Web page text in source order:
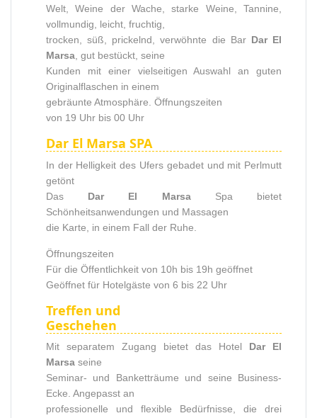
Welt, Weine der Wache, starke Weine, Tannine,
vollmundig, leicht, fruchtig,
trocken, süß, prickelnd, verwöhnte die Bar Dar El
Marsa, gut bestückt, seine
Kunden mit einer vielseitigen Auswahl an guten
Originalflaschen in einem
gebräunte Atmosphäre. Öffnungszeiten
von 19 Uhr bis 00 Uhr
Dar El Marsa SPA
In der Helligkeit des Ufers gebadet und mit Perlmutt
getönt
Das Dar El MarsaSpa bietet
Schönheitsanwendungen und Massagen
die Karte, in einem Fall der Ruhe.
Öffnungszeiten
Für die Öffentlichkeit von 10h bis 19h geöffnet
Geöffnet für Hotelgäste von 6 bis 22 Uhr
Treffen und
Geschehen
Mit separatem Zugang bietet das Hotel Dar El
Marsaseine
Seminar- und Banketträume und seine Business-
Ecke. Angepasst an
professionelle und flexible Bedürfnisse, die drei